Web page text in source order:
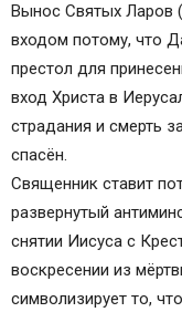
Вынос Святых Ларов
входом потому, что
престол для
вход Христа в
страдания и смерть
спасён.
Священник ставит
развернутый
снятии Иисуса с
воскресении из
символизирует то,